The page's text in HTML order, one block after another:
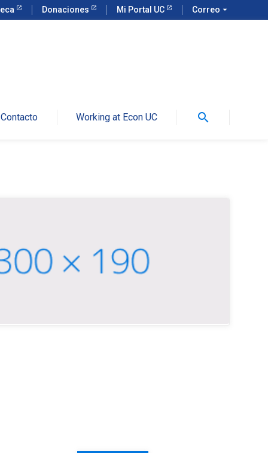
Donaciones Mi Portal UC Correo arrow_drop_down
Contacto Working at Econ UC search